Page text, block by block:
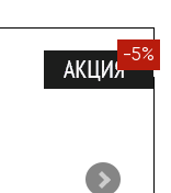
-5%